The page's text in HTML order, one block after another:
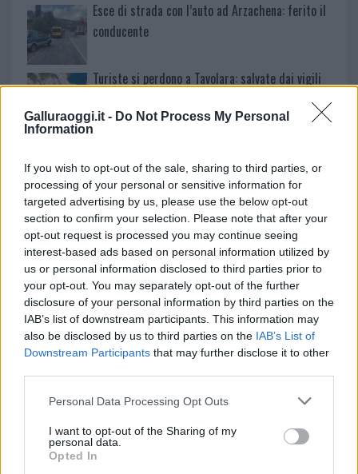
Galluraoggi.it - Do Not Process My Personal
Information
If you wish to opt-out of the sale, sharing to third parties, or
processing of your personal or sensitive information for
targeted advertising by us, please use the below opt-out
section to confirm your selection. Please note that after your
opt-out request is processed you may continue seeing
interest-based ads based on personal information utilized by
us or personal information disclosed to third parties prior to
your opt-out. You may separately opt-out of the further
disclosure of your personal information by third parties on the
IAB’s list of downstream participants. This information may
also be disclosed by us to third parties on the IAB’s List of
Downstream Participants that may further disclose it to other
Please note that this website/app uses one or more Google
not limited to your visit or usage behaviour. You may click to
grant or deny consent to Google and its third-party tags to
use your data for below specified purposes in below Google
Personal Data Processing Opt Outs
I want to opt-out of the Sharing of my
personal data.
Opted In
Esce di strada con l’auto ad Arzachena: ferito il
conducente
Turiste si perdono a Tavolara: salvate dai vigili
Gallura
Incidente Olbia, poliziotto in vacanza salva 6
persone: due bimbi tra i feriti